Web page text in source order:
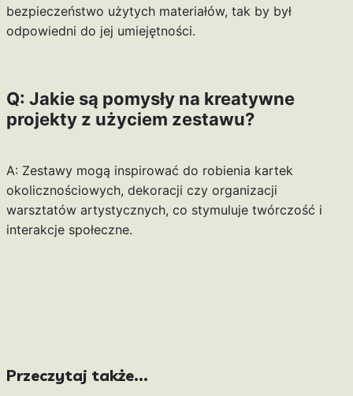
bezpieczeństwo użytych materiałów, tak by był
odpowiedni do jej umiejętności.
Q: Jakie są pomysły na kreatywne
projekty z użyciem zestawu?
A: Zestawy mogą inspirować do robienia kartek
okolicznościowych, dekoracji czy organizacji
warsztatów artystycznych, co stymuluje twórczość i
interakcje społeczne.
Przeczytaj także...